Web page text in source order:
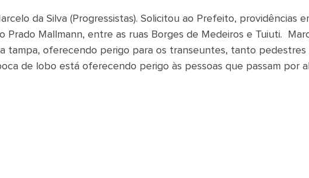
da Silva (Progressistas). Solicitou ao Prefeito, providências
Mallmann, entre as ruas Borges de Medeiros e Tuiuti.
tampa, oferecendo perigo para os transeuntes, tanto pedestres
de lobo está oferecendo perigo às pessoas que passam por